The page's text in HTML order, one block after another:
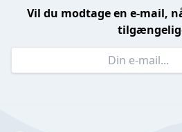
Vil du modtage en e-mail,